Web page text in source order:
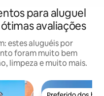
para aluguel
avaliações
estes aluguéis por
foram muito bem
limpeza e muito mais.